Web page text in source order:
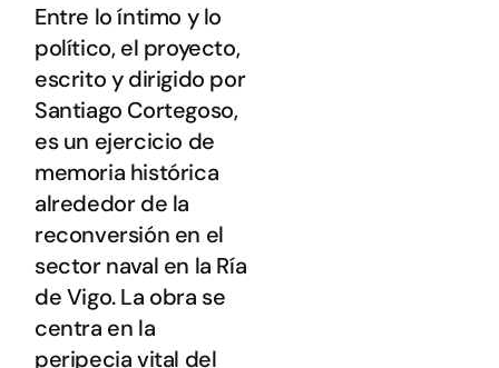
Entre lo íntimo y lo
político, el proyecto,
escrito y dirigido por
Santiago Cortegoso,
es un ejercicio de
memoria histórica
alrededor de la
reconversión en el
sector naval en la Ría
de Vigo. La obra se
centra en la
peripecia vital del